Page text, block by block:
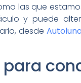
las que
y puede
desde